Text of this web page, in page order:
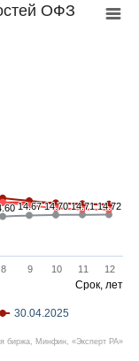
Срок, лет
ОФЗ
14.67
14.67 14.70
14.70 14.71
14.71 14.72
14.72
30.04.2025
8 9 10 11 12
биржа, Минфин, «Эксперт РА»